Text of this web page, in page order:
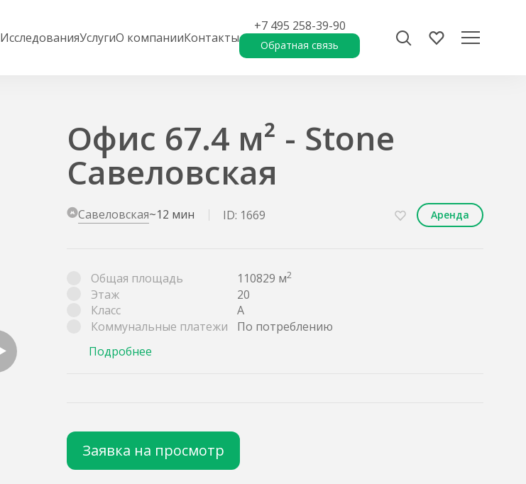
ИсследованияУслугиО компанииКонтакты
+7 495 258-39-90
Обратная связь
Офис 67.4 м² - Stone
Савеловская
Савеловская~12 мин ID: 1669 Аренда
Общая площадь 110829 м2
Этаж
20
Класс
A
Коммунальные платежи
По потреблению
Подробнее
Заявка на просмотр